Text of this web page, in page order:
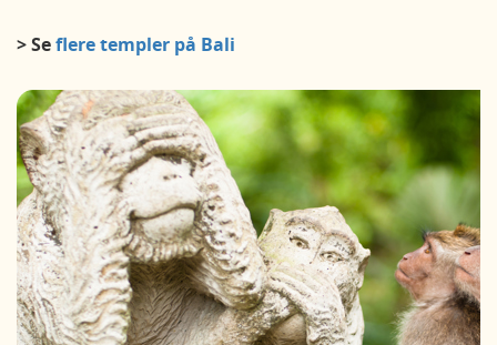
> Seflere templer på Bali